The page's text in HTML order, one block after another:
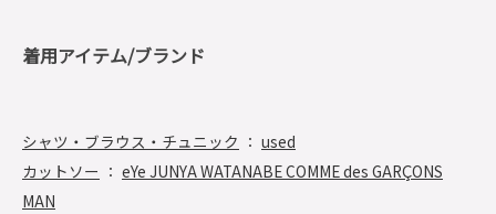
着用アイテム/ブランド
シャツ・ブラウス・チュニック ： used
カットソー ： eYe JUNYA WATANABE COMME des GARÇONS
MAN